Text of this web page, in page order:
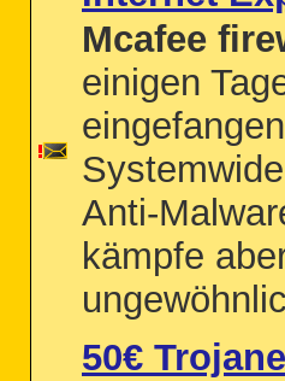
Mcafee
einigen
Anti-
kämpfe
50€